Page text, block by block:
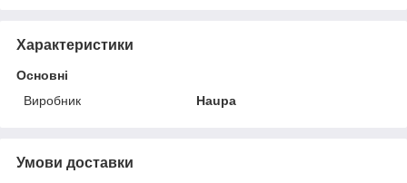
Характеристики
Основні
Виробник
Haupa
Умови доставки